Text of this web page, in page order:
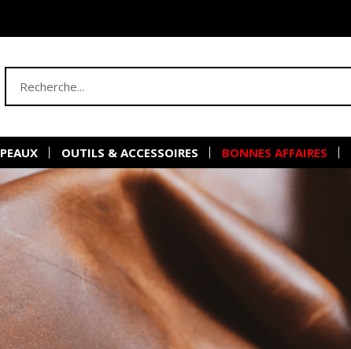
OUTILS & ACCESSOIRES BONNES AFFAIRES